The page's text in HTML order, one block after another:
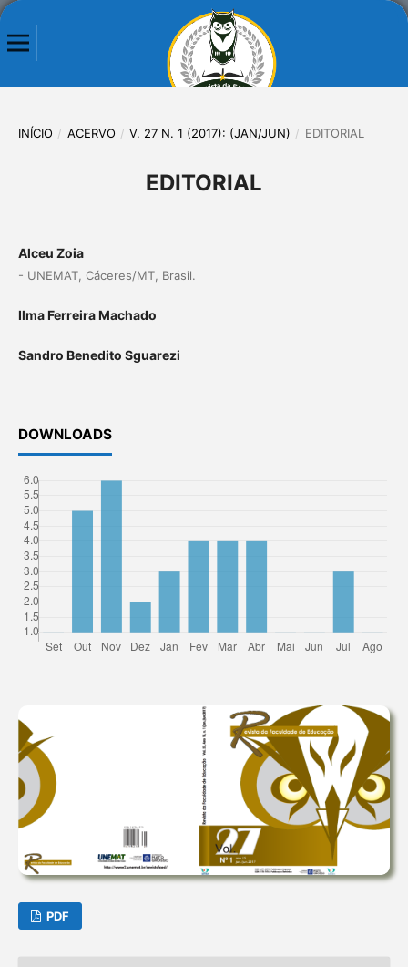
INÍCIO / ACERVO / V. 27 N. 1 (2017): (JAN/JUN) / EDITORIAL
EDITORIAL
Alceu Zoia
- UNEMAT, Cáceres/MT, Brasil.
Ilma Ferreira Machado
Sandro Benedito Sguarezi
DOWNLOADS
PDF